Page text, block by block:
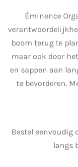
Éminence
boom terug te
maar ook door
en sappen aan
te bevorderen.
Bestel eenvoudig
langs